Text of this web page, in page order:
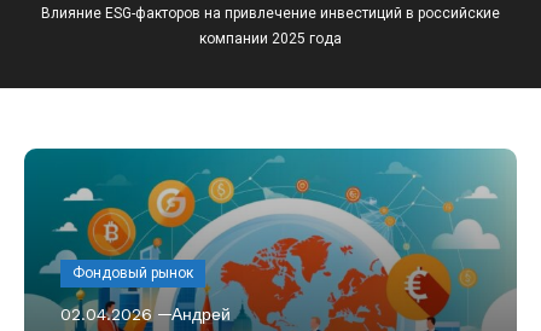
Влияние ESG-факторов на привлечение инвестиций в российские
компании 2025 года
Фондовый рынок
02.04.2026 Андрей